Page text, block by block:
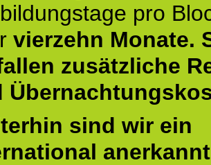
pro
vierzehn Monate.
zusätzliche
sind wir ein